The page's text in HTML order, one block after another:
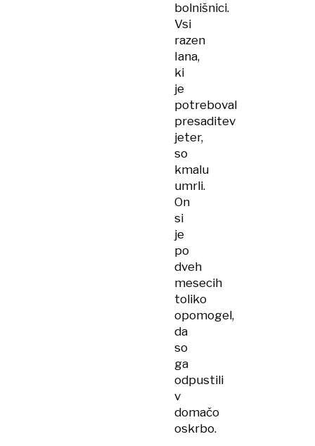
bolnišnici.
Vsi
razen
Iana,
ki
je
potreboval
presaditev
jeter,
so
kmalu
umrli.
On
si
je
po
dveh
mesecih
toliko
opomogel,
da
so
ga
odpustili
v
domačo
oskrbo.